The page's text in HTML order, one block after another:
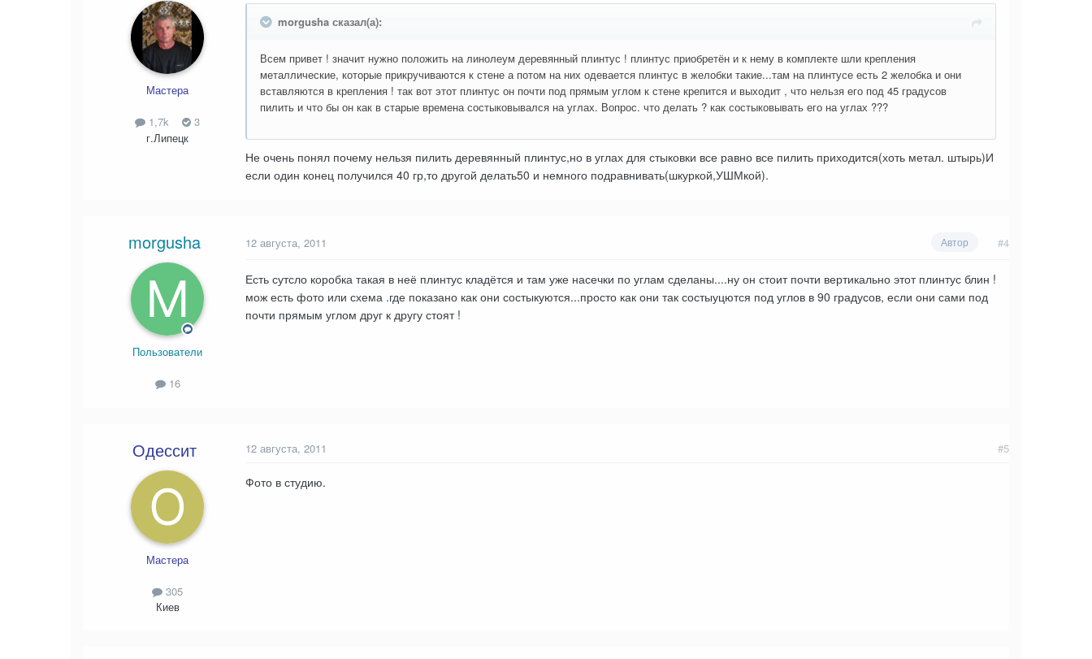
Мастера
1,7k
3
г.Липецк
morgusha сказал(а):
Всем привет ! значит нужно положить на линолеум деревянный плинтус ! плинтус приобретён и к нему в комплекте шли крепления
металлические, которые прикручиваются к стене а потом на них одевается плинтус в желобки такие...там на плинтусе есть 2 желобка и они
вставляются в крепления ! так вот этот плинтус он почти под прямым углом к стене крепится и выходит , что нельзя его под 45 градусов
пилить и что бы он как в старые времена состыковывался на углах. Вопрос. что делать ? как состыковывать его на углах ???
Не очень понял почему нельзя пилить деревянный плинтус,но в углах для стыковки все равно все пилить приходится(хоть метал. штырь)И
если один конец получился 40 гр,то другой делать50 и немного подравнивать(шкуркой,УШМкой).
morgusha
Пользователи
16
Автор #4
12 августа, 2011
Есть сутсло коробка такая в неё плинтус кладётся и там уже насечки по углам сделаны....ну он стоит почти вертикально этот плинтус блин !
мож есть фото или схема .где показано как они состыкуются...просто как они так состыуцются под углов в 90 градусов, если они сами под
почти прямым углом друг к другу стоят !
Одессит
Мастера
305
Киев
#5
12 августа, 2011
Фото в студию.